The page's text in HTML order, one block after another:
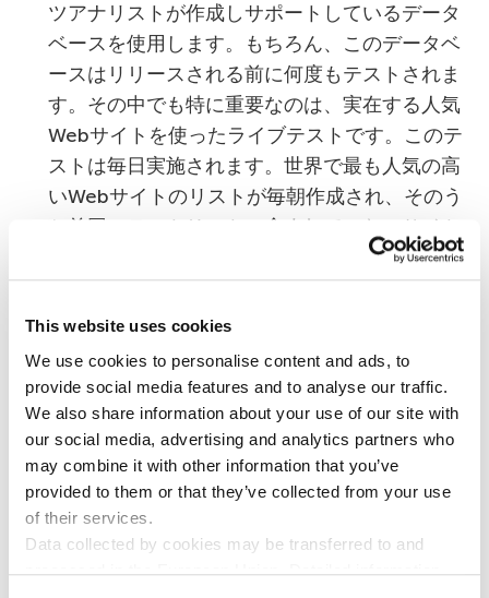
This website uses cookies
We use cookies to personalise content and ads, to
provide social media features and to analyse our traffic.
We also share information about your use of our site with
our social media, advertising and analytics partners who
may combine it with other information that you’ve
provided to them or that they’ve collected from your use
of their services.
Data collected by cookies may be transferred to and
processed in the European Union. Detailed information
ツアナリストが作成しサポートしているデータ
ベースを使用します。もちろん、このデータベ
ースはリリースされる前に何度もテストされま
す。その中でも特に重要なのは、実在する人気
Webサイトを使ったライブテストです。このテ
ストは毎日実施されます。世界で最も人気の高
いWebサイトのリストが毎朝作成され、そのう
ち前回のテストリストに含まれていないサイト
が、アナリストに送られて分類されます。アナ
リストは新しいサイトを判定し、テストを手作
業で更新します。後者のプロセスは、ボットが
Webサイトに割り当てたカテゴリが、アナリス
トの判定と一致していることを確認するための
ものです。Webサイトのコンテンツは変わるこ
とがあるため、このテストはこれからもずっと
実施していかなければなりません。原則、ライ
ブテストは1日に3回（朝、昼、夕）、交代で実
施しています。